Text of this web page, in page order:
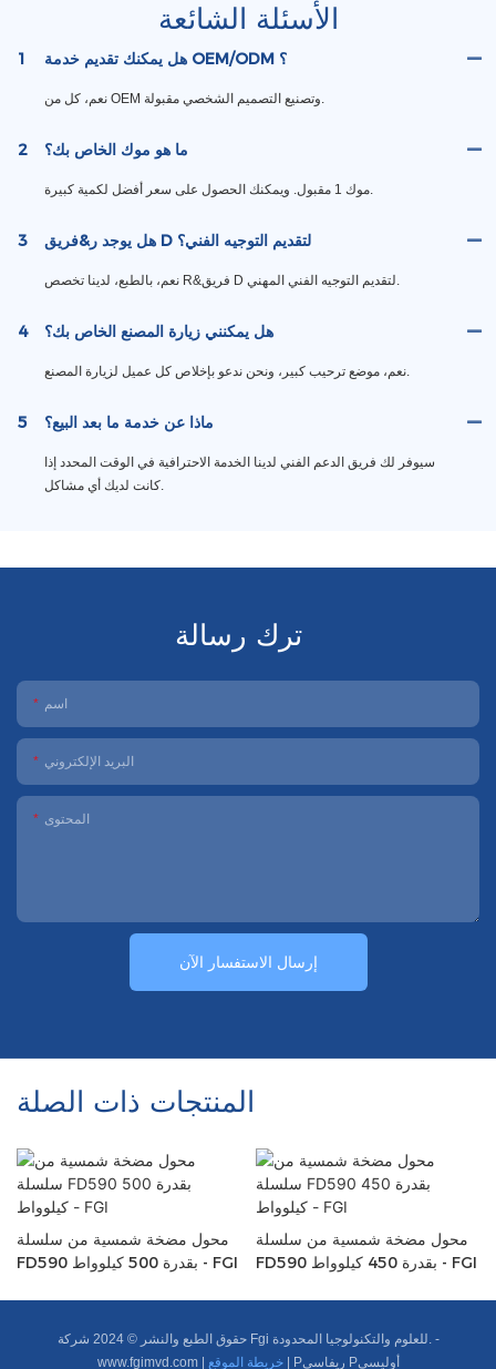
الأسئلة الشائعة
1 هل يمكنك تقديم خدمة OEM/ODM ؟
نعم، كل من OEM وتصنيع التصميم الشخصي مقبولة.
2 ما هو موك الخاص بك؟
موك 1 مقبول. ويمكنك الحصول على سعر أفضل لكمية كبيرة.
3 هل يوجد ر&فريق D لتقديم التوجيه الفني؟
نعم، بالطبع، لدينا تخصص R&فريق D لتقديم التوجيه الفني المهني.
4 هل يمكنني زيارة المصنع الخاص بك؟
نعم، موضع ترحيب كبير، ونحن ندعو بإخلاص كل عميل لزيارة المصنع.
5 ماذا عن خدمة ما بعد البيع؟
سيوفر لك فريق الدعم الفني لدينا الخدمة الاحترافية في الوقت المحدد إذا
كانت لديك أي مشاكل.
ترك رسالة
اسم
البريد الإلكتروني
المحتوى
إرسال الاستفسار الآن
المنتجات ذات الصلة
محول مضخة شمسية من سلسلة
FD590 بقدرة 500 كيلوواط - FGI
محول مضخة شمسية من سلسلة
FD590 بقدرة 450 كيلوواط - FGI
حقوق الطبع والنشر © 2024 شركة Fgi للعلوم والتكنولوجيا المحدودة. -
www.fgimvd.com
خريطة الموقع Pريفاسي Pأوليسي